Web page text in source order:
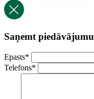
Saņemt piedāvājumu
Epasts*
Telefons*